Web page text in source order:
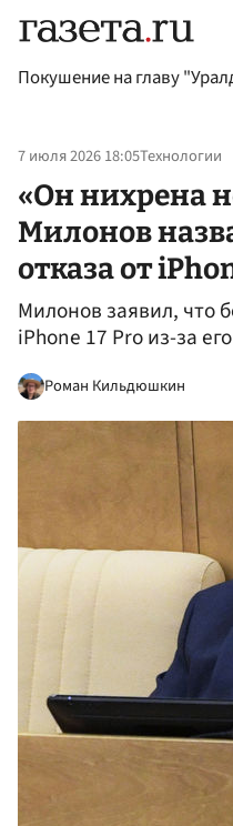
Покушение на главу
7 июля 2026 18:05Технологии
«Он нихрена
Милонов
отказа от
Милонов заявил, что
iPhone 17 Pro из-за
Роман Кильдюшкин